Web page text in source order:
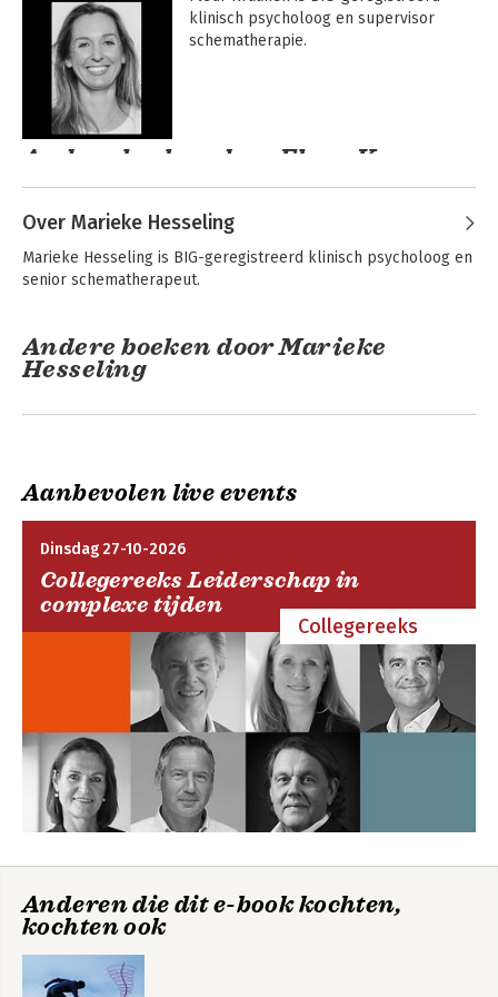
klinisch psycholoog en supervisor
schematherapie.
Andere boeken door Fleur Kraanen
Unstuck
Over Marieke Hesseling
Marieke Hesseling is BIG-geregistreerd klinisch psycholoog en
senior schematherapeut.
Andere boeken door Marieke
Hesseling
Coachen vanuit de
Coachen vanuit de
schematherapie
Aanbevolen live events
Dinsdag 27-10-2026
Collegereeks Leiderschap in
complexe tijden
Collegereeks
Anderen die dit e-book kochten,
kochten ook